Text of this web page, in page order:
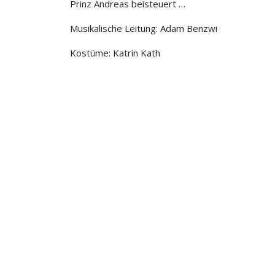
Prinz Andreas beisteuert …
Musikalische Leitung: Adam Benzwi
Kostüme: Katrin Kath